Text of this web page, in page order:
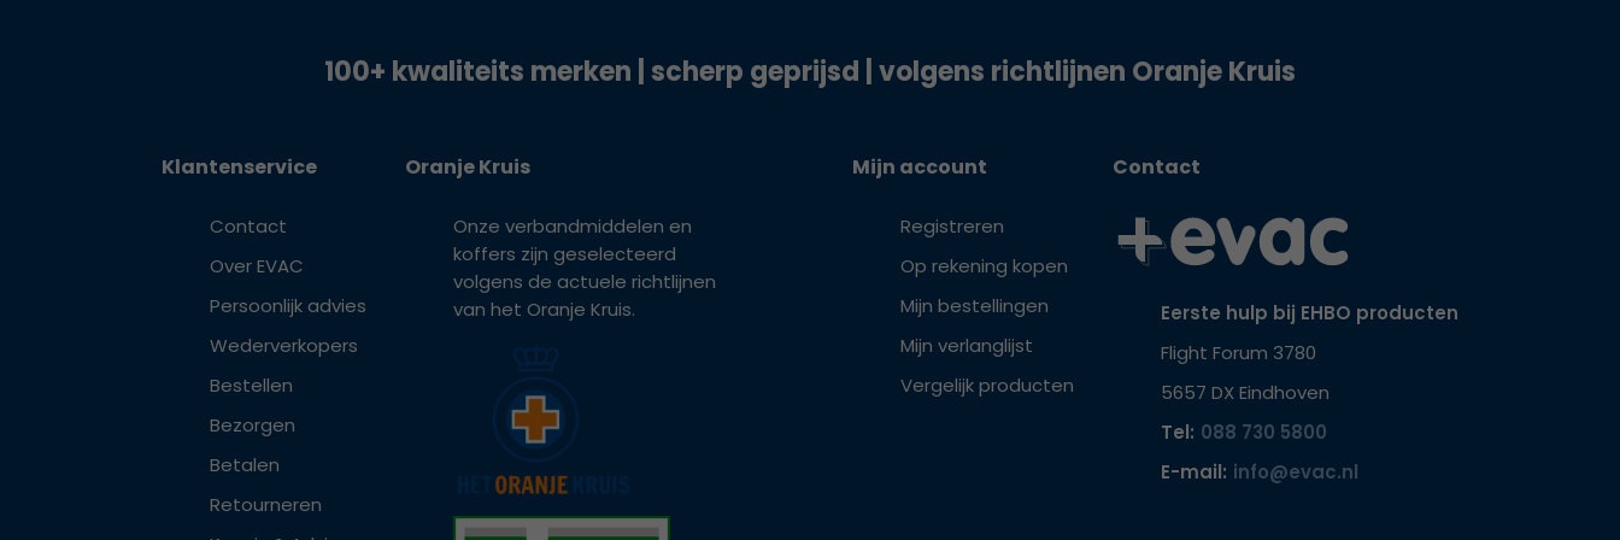
100+ kwaliteits merken | scherp geprijsd | volgens richtlijnen Oranje Kruis
Klantenservice
Contact
Over EVAC
Persoonlijk advies
Wederverkopers
Bestellen
Bezorgen
Betalen
Retourneren
Oranje Kruis
Onze verbandmiddelen en
koffers zijn geselecteerd
volgens de actuele richtlijnen
van het Oranje Kruis.
Mijn account
Registreren
Op rekening kopen
Mijn bestellingen
Mijn verlanglijst
Vergelijk producten
Contact
Eerste hulp bij EHBO producten
Flight Forum 3780
5657 DX Eindhoven
Tel: 088 730 5800
E-mail: info@evac.nl